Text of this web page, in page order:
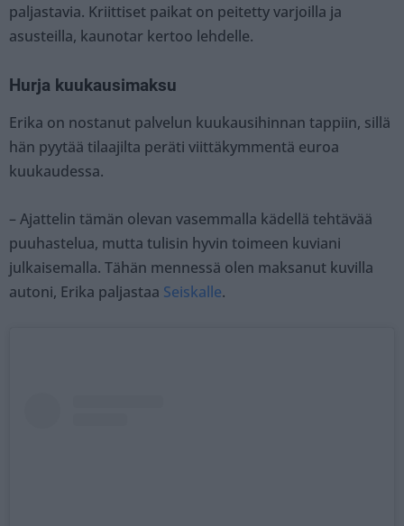
paljastavia. Kriittiset paikat on peitetty varjoilla ja
asusteilla, kaunotar kertoo lehdelle.
Hurja kuukausimaksu
Erika on nostanut palvelun kuukausihinnan tappiin, sillä
hän pyytää tilaajilta peräti viittäkymmentä euroa
kuukaudessa.
– Ajattelin tämän olevan vasemmalla kädellä tehtävää
puuhastelua, mutta tulisin hyvin toimeen kuviani
julkaisemalla. Tähän mennessä olen maksanut kuvilla
autoni, Erika paljastaa Seiskalle.